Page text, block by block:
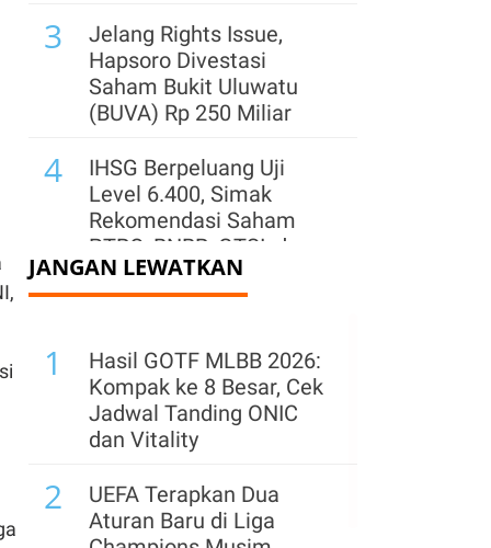
3
Jelang Rights Issue,
Hapsoro Divestasi
Saham Bukit Uluwatu
(BUVA) Rp 250 Miliar
4
IHSG Berpeluang Uji
Level 6.400, Simak
Rekomendasi Saham
PTRO, BNBR, GTSI, dan
BACH
(IATA) Naik 65% Usai
Kelar Ganti Pemilik,
Kinerja Paruh I Turun
Asing Borong Saham
Tambang Saat IHSG
Menguat Kemarin, Cek
yang Banyak Dikoleksi
JANGAN LEWATKAN
1
Hasil GOTF MLBB 2026:
Kompak ke 8 Besar, Cek
Jadwal Tanding ONIC
dan Vitality
2
UEFA Terapkan Dua
Aturan Baru di Liga